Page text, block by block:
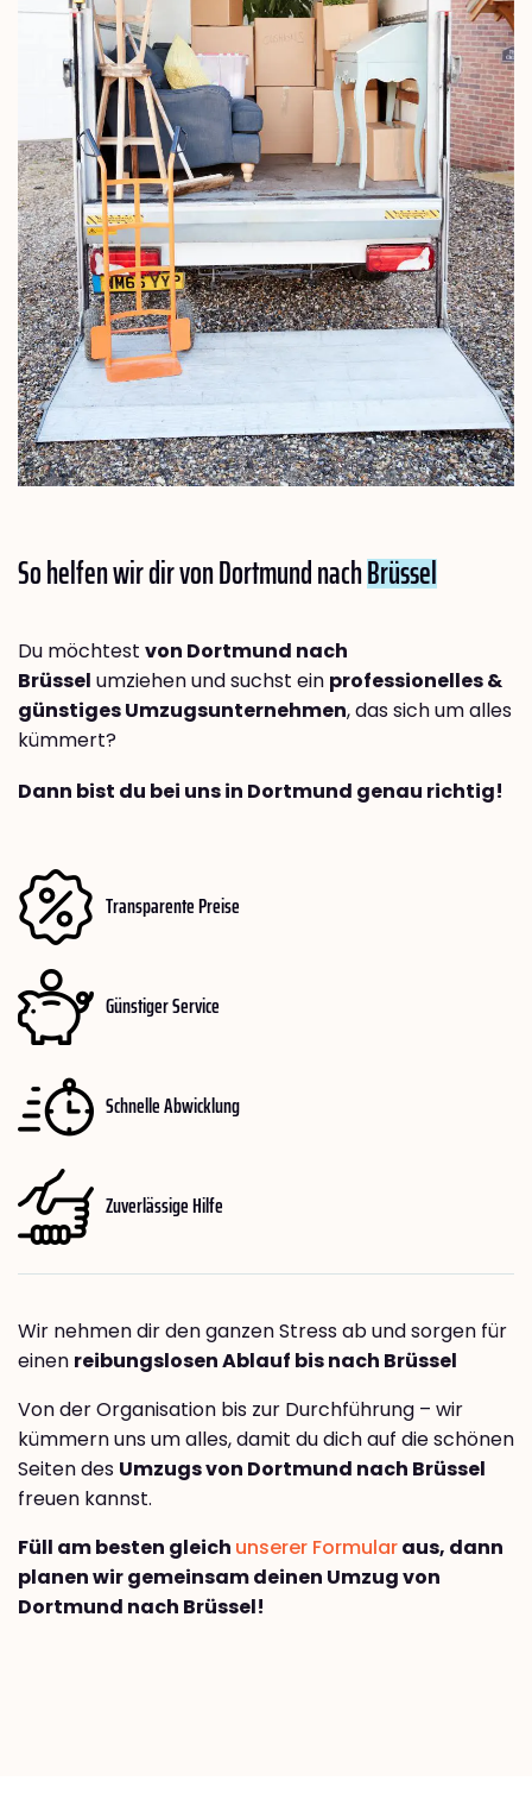
So helfen wir dir von Dortmund nachBrüssel
Du möchtest von Dortmund nach
Brüssel umziehen und suchst ein professionelles &
günstiges Umzugsunternehmen, das sich um alles
kümmert?
Dann bist du bei uns in Dortmund genau richtig!
Transparente Preise
Günstiger Service
Schnelle Abwicklung
Zuverlässige Hilfe
Wir nehmen dir den ganzen Stress ab und sorgen für
einen reibungslosen Ablauf bis nach Brüssel
Von der Organisation bis zur Durchführung – wir
kümmern uns um alles, damit du dich auf die schönen
Seiten des Umzugs von Dortmund nach Brüssel
freuen kannst.
Füll am besten gleich unserer Formularaus, dann
planen wir gemeinsam deinen Umzug von
Dortmund nach Brüssel!